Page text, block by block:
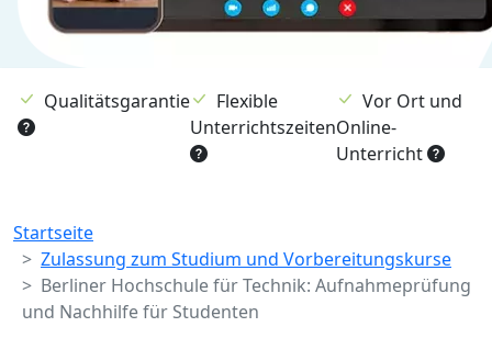
Qualitätsgarantie
Flexible
Unterrichtszeiten
Vor Ort und
Online-
Unterricht
Breadcrumb
Startseite
Zulassung zum Studium und Vorbereitungskurse
Berliner Hochschule für Technik: Aufnahmeprüfung
und Nachhilfe für Studenten